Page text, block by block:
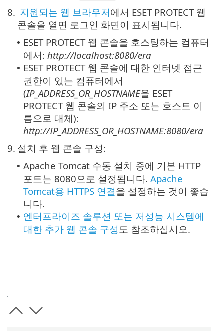
8. 지원되는 웹 브라우저에서 ESET PROTECT 웹
콘솔을 열면 로그인 화면이 표시됩니다.
• ESET PROTECT 웹 콘솔을 호스팅하는 컴퓨터
에서: http://localhost:8080/era
• ESET PROTECT 웹 콘솔에 대한 인터넷 접근
권한이 있는 컴퓨터에서
(IP_ADDRESS_OR_HOSTNAME을 ESET
PROTECT 웹 콘솔의 IP 주소 또는 호스트 이
름으로 대체):
http://IP_ADDRESS_OR_HOSTNAME:8080/era
9. 설치 후 웹 콘솔 구성:
• Apache Tomcat 수동 설치 중에 기본 HTTP
포트는 8080으로 설정됩니다. Apache
Tomcat용 HTTPS 연결을 설정하는 것이 좋습
니다.
• 엔터프라이즈 솔루션 또는 저성능 시스템에
대한 추가 웹 콘솔 구성 도 참조하십시오.